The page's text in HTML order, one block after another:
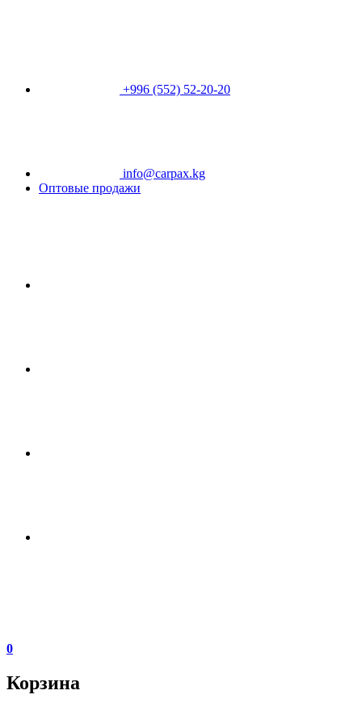
+996 (552) 52-20-20
info@carpax.kg
Оптовые продажи
0
Корзина